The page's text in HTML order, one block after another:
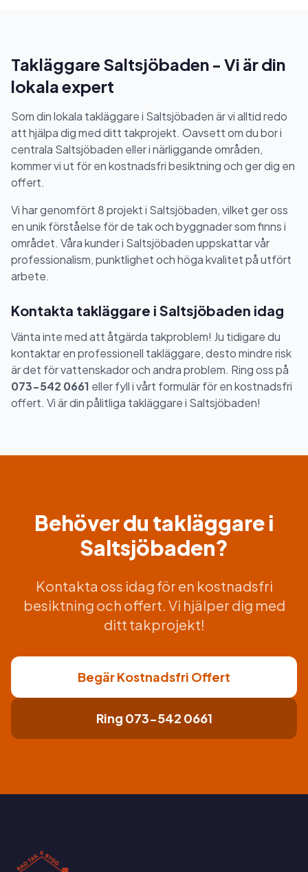
Takläggare Saltsjöbaden - Vi är din
lokala expert
Som din lokala takläggare i Saltsjöbaden är vi alltid redo
att hjälpa dig med ditt takprojekt. Oavsett om du bor i
centrala Saltsjöbaden eller i närliggande områden,
kommer vi ut för en kostnadsfri besiktning och ger dig en
offert.
Vi har genomfört 8 projekt i Saltsjöbaden, vilket ger oss
en unik förståelse för de tak och byggnader som finns i
området. Våra kunder i Saltsjöbaden uppskattar vår
professionalism, punktlighet och höga kvalitet på utfört
arbete.
Kontakta takläggare i Saltsjöbaden idag
Vänta inte med att åtgärda takproblem! Ju tidigare du
kontaktar en professionell takläggare, desto mindre risk
är det för vattenskador och andra problem. Ring oss på
073-542 0661 eller fyll i vårt formulär för en kostnadsfri
offert. Vi är din pålitliga takläggare i Saltsjöbaden!
Behöver du takläggare i
Saltsjöbaden?
Kontakta oss idag för en kostnadsfri
besiktning och offert. Vi hjälper dig med
ditt takprojekt!
Begär Kostnadsfri Offert
Ring 073-542 0661